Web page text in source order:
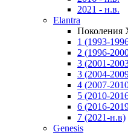
2021 - н.в.
Elantra
Поколения
1 (1993-
2 (1996-
3 (2001-
3 (2004-
4 (2007-
5 (2010-
6 (2016-
7 (2021-н.в)
Genesis